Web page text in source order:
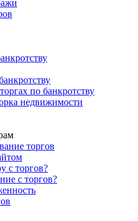
по банкротству
недвижимости
торгов
с торгов?
с торгов?